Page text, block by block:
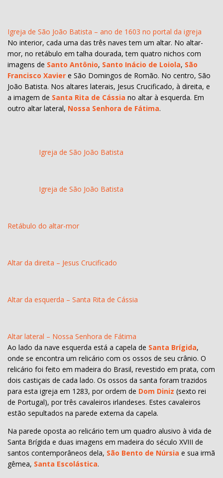
Igreja de São João Batista – ano de 1603 no portal da igreja
No interior, cada uma das três naves tem um altar. No altar-
mor, no retábulo em talha dourada, tem quatro nichos com
imagens de Santo Antônio, Santo Inácio de Loiola, São
Francisco Xavier e São Domingos de Romão. No centro, São
João Batista. Nos altares laterais, Jesus Crucificado, à direita, e
a imagem de Santa Rita de Cássia no altar à esquerda. Em
outro altar lateral, Nossa Senhora de Fátima.
Igreja de São João Batista
Igreja de São João Batista
Retábulo do altar-mor
Altar da direita – Jesus Crucificado
Altar da esquerda – Santa Rita de Cássia
Altar lateral – Nossa Senhora de Fátima
Ao lado da nave esquerda está a capela de Santa Brígida,
onde se encontra um relicário com os ossos de seu crânio. O
relicário foi feito em madeira do Brasil, revestido em prata, com
dois castiçais de cada lado. Os ossos da santa foram trazidos
para esta igreja em 1283, por ordem de Dom Diniz (sexto rei
de Portugal), por três cavaleiros irlandeses. Estes cavaleiros
estão sepultados na parede externa da capela.
Na parede oposta ao relicário tem um quadro alusivo à vida de
Santa Brígida e duas imagens em madeira do século XVIII de
santos contemporâneos dela, São Bento de Núrsia e sua irmã
gêmea, Santa Escolástica.